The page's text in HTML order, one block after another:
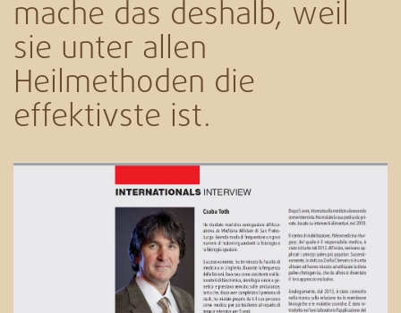
mache das deshalb, weil
sie unter allen
Heilmethoden die
effektivste ist.